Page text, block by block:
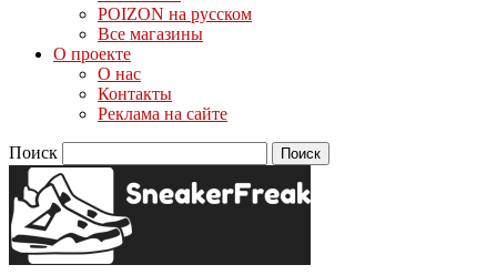
POIZON на русском
Все магазины
О проекте
О нас
Контакты
Реклама на сайте
Поиск